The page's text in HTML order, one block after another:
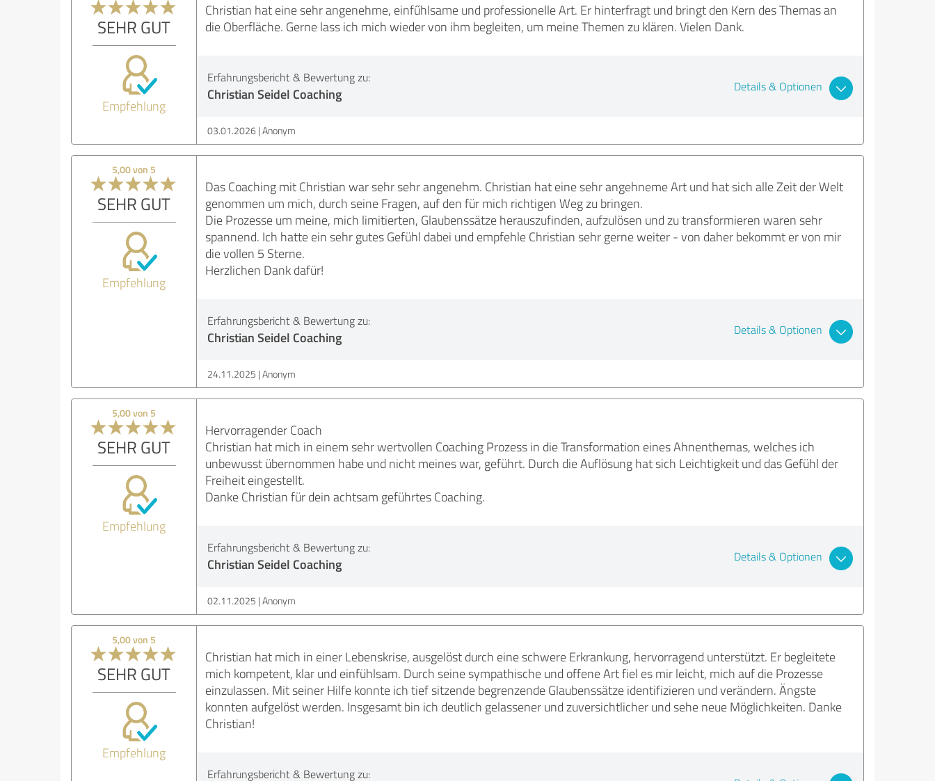
SEHR GUT
Empfehlung
Christian hat eine sehr angenehme, einfűhlsame und professionelle Art. Er hinterfragt und bringt den Kern des Themas an
die Oberfläche. Gerne lass ich mich wieder von ihm begleiten, um meine Themen zu klären. Vielen Dank.
Erfahrungsbericht & Bewertung zu:
Christian Seidel Coaching Details & Optionen
03.01.2026 Anonym
5,00 von 5
SEHR GUT
Empfehlung
Das Coaching mit Christian war sehr sehr angenehm. Christian hat eine sehr angehneme Art und hat sich alle Zeit der Welt
genommen um mich, durch seine Fragen, auf den für mich richtigen Weg zu bringen.
Die Prozesse um meine, mich limitierten, Glaubenssätze herauszufinden, aufzulösen und zu transformieren waren sehr
spannend. Ich hatte ein sehr gutes Gefühl dabei und empfehle Christian sehr gerne weiter - von daher bekommt er von mir
die vollen 5 Sterne.
Herzlichen Dank dafür!
Erfahrungsbericht & Bewertung zu:
Christian Seidel Coaching Details & Optionen
24.11.2025 Anonym
5,00 von 5
SEHR GUT
Empfehlung
Hervorragender Coach
Christian hat mich in einem sehr wertvollen Coaching Prozess in die Transformation eines Ahnenthemas, welches ich
unbewusst übernommen habe und nicht meines war, geführt. Durch die Auflösung hat sich Leichtigkeit und das Gefühl der
Freiheit eingestellt.
Danke Christian für dein achtsam geführtes Coaching.
Erfahrungsbericht & Bewertung zu:
Christian Seidel Coaching Details & Optionen
02.11.2025 Anonym
5,00 von 5
SEHR GUT
Empfehlung
Christian hat mich in einer Lebenskrise, ausgelöst durch eine schwere Erkrankung, hervorragend unterstützt. Er begleitete
mich kompetent, klar und einfühlsam. Durch seine sympathische und offene Art fiel es mir leicht, mich auf die Prozesse
einzulassen. Mit seiner Hilfe konnte ich tief sitzende begrenzende Glaubenssätze identifizieren und verändern. Ängste
konnten aufgelöst werden. Insgesamt bin ich deutlich gelassener und zuversichtlicher und sehe neue Möglichkeiten. Danke
Christian!
Erfahrungsbericht & Bewertung zu: